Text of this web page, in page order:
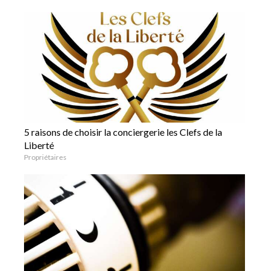
5 raisons de choisir la conciergerie les Clefs de la
Liberté
Propriétaires